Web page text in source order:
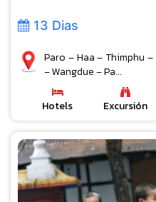
13 Dias
Paro – Haa – Thimphu
– Wangdue – Pa...
Hotels Excursión